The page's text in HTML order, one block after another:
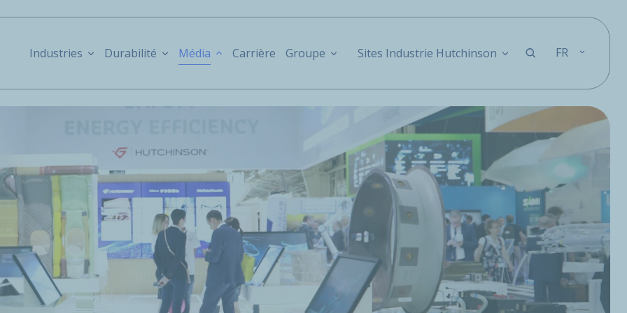
Industries Durabilité Média Carrière Groupe Sites Industrie Hutchinson FR